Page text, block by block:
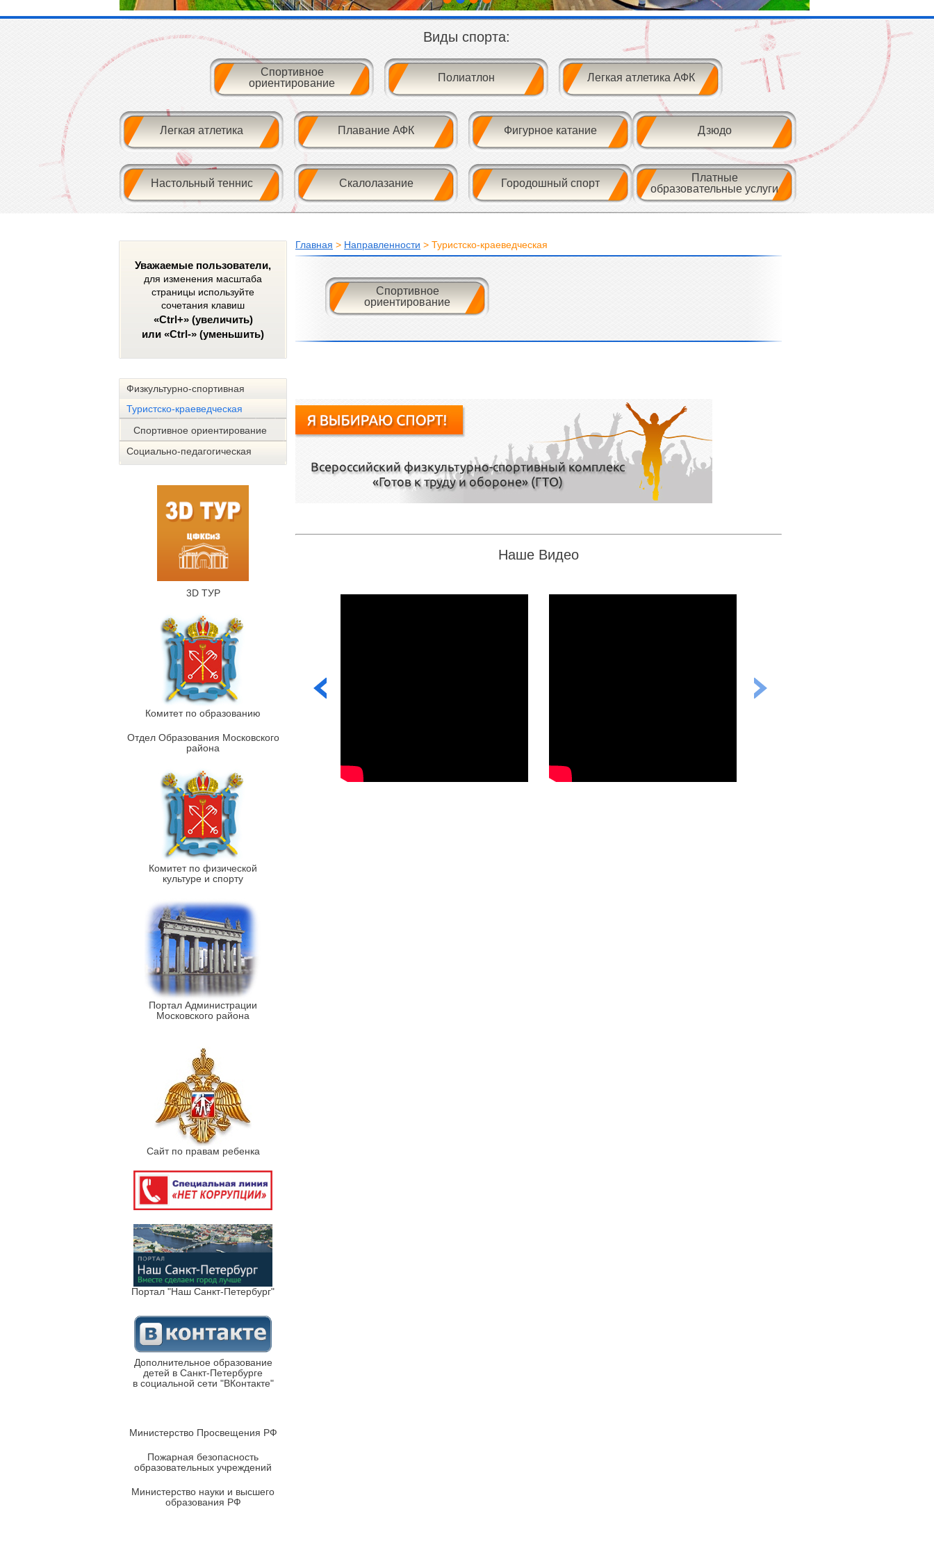
Виды спорта:
Спортивное
ориентирование
Полиатлон Легкая атлетика АФК
Легкая атлетика Плавание АФК Фигурное катание Дзюдо
Настольный теннис Скалолазание Городошный спорт
Платные
образовательные услуги
Уважаемые пользователи,
для изменения масштаба
страницы используйте
сочетания клавиш
«Ctrl+» (увеличить)
или «Ctrl-» (уменьшить)
Физкультурно-спортивная
Туристско-краеведческая
Спортивное ориентирование
Социально-педагогическая
3D ТУР
Комитет по образованию
Отдел Образования Московского
района
Комитет по физической
культуре и спорту
Портал Администрации
Московского района
Сайт по правам ребенка
Портал "Наш Санкт-Петербург"
Дополнительное образование
детей в Санкт-Петербурге
в социальной сети "ВКонтакте"
Министерство Просвещения РФ
Пожарная безопасность
образовательных учреждений
Министерство науки и высшего
образования РФ
Главная > Направленности > Туристско-краеведческая
Спортивное
ориентирование
Наше Видео